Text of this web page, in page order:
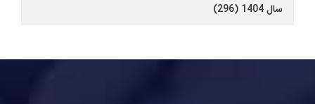
سال 1404 (296)